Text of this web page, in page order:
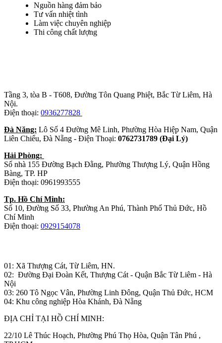
Nguồn hàng đảm bảo
Tư vấn nhiệt tình
Làm việc chuyên nghiệp
Thi công chất lượng
Tầng 3, tòa B - T608, Đường Tôn Quang Phiệt, Bắc Từ Liêm, Hà
Nội.
Điện thoại: 0936277828
Đà Năng: Lô Số 4 Đường Mê Linh, Phường Hòa Hiệp Nam, Quận
Liên Chiểu, Đà Nẵng - Điện Thoại: 0762731789 (Đại Lý)
Hải Phòng:
Số nhà 155 Đường Bạch Đằng, Phường Thượng Lý, Quận Hồng
Bàng, TP. HP
Điện thoại: 0961993555
Tp. Hồ Chí Minh:
Số 10, Đường Số 33, Phường An Phú, Thành Phố Thủ Đức, Hồ
Chí Minh
Điện thoại: 0929154078
01: Xã Thượng Cát, Từ Liêm, HN.
02: Đường Đại Đoàn Kết, Thượng Cát - Quận Bắc Từ Liêm - Hà
Nội
03: 260 Tô Ngọc Vân, Phường Linh Đông, Quận Thủ Đức, HCM
04: Khu công nghiệp Hòa Khánh, Đà Nẵng
ĐỊA CHỈ TẠI HỒ CHÍ MINH:
22/10 Lê Thúc Hoạch, Phường Phú Thọ Hòa, Quận Tân Phú ,